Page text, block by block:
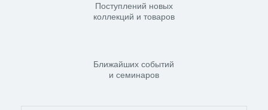
Поступлений новых
коллекций и товаров
Ближайших событий
и семинаров